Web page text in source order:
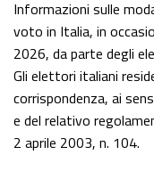
Informazioni sulle
voto in Italia, in
2026, da parte degli
Gli elettori italiani
corrispondenza, ai
e del relativo
2 aprile 2003, n. 104.